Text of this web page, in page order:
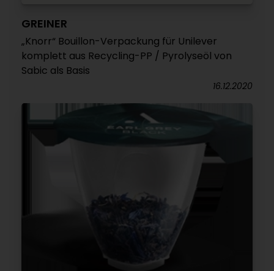
GREINER
„Knorr“ Bouillon-Verpackung für Unilever
komplett aus Recycling-PP / Pyrolyseöl von
Sabic als Basis
16.12.2020